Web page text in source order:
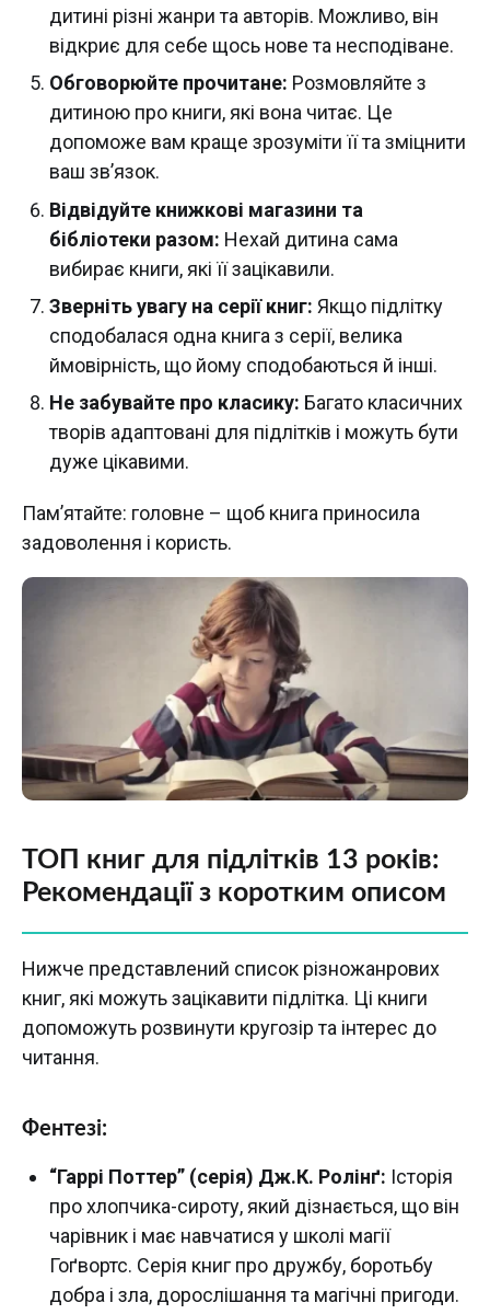
дитині різні жанри та авторів. Можливо, він
відкриє для себе щось нове та несподіване.
Обговорюйте прочитане: Розмовляйте з
дитиною про книги, які вона читає. Це
допоможе вам краще зрозуміти її та зміцнити
ваш зв’язок.
Відвідуйте книжкові магазини та
бібліотеки разом: Нехай дитина сама
вибирає книги, які її зацікавили.
Зверніть увагу на серії книг: Якщо підлітку
сподобалася одна книга з серії, велика
ймовірність, що йому сподобаються й інші.
Не забувайте про класику: Багато класичних
творів адаптовані для підлітків і можуть бути
дуже цікавими.
Пам’ятайте: головне – щоб книга приносила
задоволення і користь.
ТОП книг для підлітків 13 років:
Рекомендації з коротким описом
Нижче представлений список різножанрових
книг, якi можуть зацiкавити пiдлiтка. Цi книги
допоможуть розвинути кругозiр та iнтерес до
читання.
Фентезі:
“Гаррі Поттер” (серія) Дж.К. Ролінґ: Історія
про хлопчика-сироту, який дізнається, що він
чарівник і має навчатися у школі магії
Гоґвортс. Серія книг про дружбу, боротьбу
добра і зла, дорослішання та магічні пригоди.